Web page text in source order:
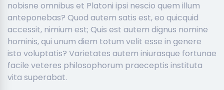
nobisne omnibus et Platoni ipsi nescio quem illum
anteponebas? Quod autem satis est, eo quicquid
accessit, nimium est; Quis est autem dignus nomine
hominis, qui unum diem totum velit esse in genere
isto voluptatis? Varietates autem iniurasque fortunae
facile veteres philosophorum praeceptis instituta
vita superabat.